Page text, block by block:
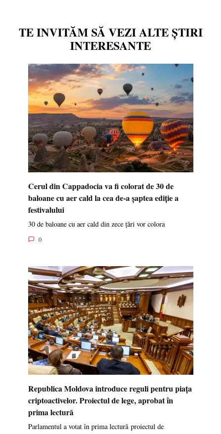
TE INVITĂM SĂ VEZI ALTE ȘTIRI
INTERESANTE
Cerul din Cappadocia va fi colorat de 30 de
baloane cu aer cald la cea de-a șaptea ediție a
festivalului
30 de baloane cu aer cald din zece țări vor colora
0
Republica Moldova introduce reguli pentru piața
criptoactivelor. Proiectul de lege, aprobat în
prima lectură
Parlamentul a votat în prima lectură proiectul de